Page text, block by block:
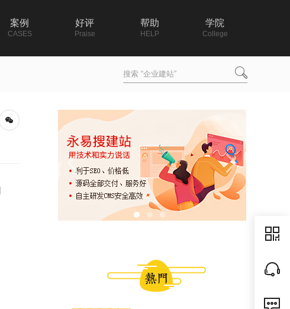
案例
CASES
好评
Praise
帮助
HELP
学院
College